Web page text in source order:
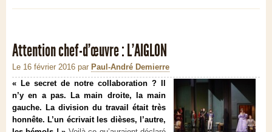
Attention chef-d’œuvre : L’AIGLON
Le 16 février 2016 par Paul-André Demierre
« Le secret de notre collaboration ? Il
n’y en a pas. La main droite, la main
gauche. La division du travail était très
honnête. L’un écrivait les dièses, l’autre,